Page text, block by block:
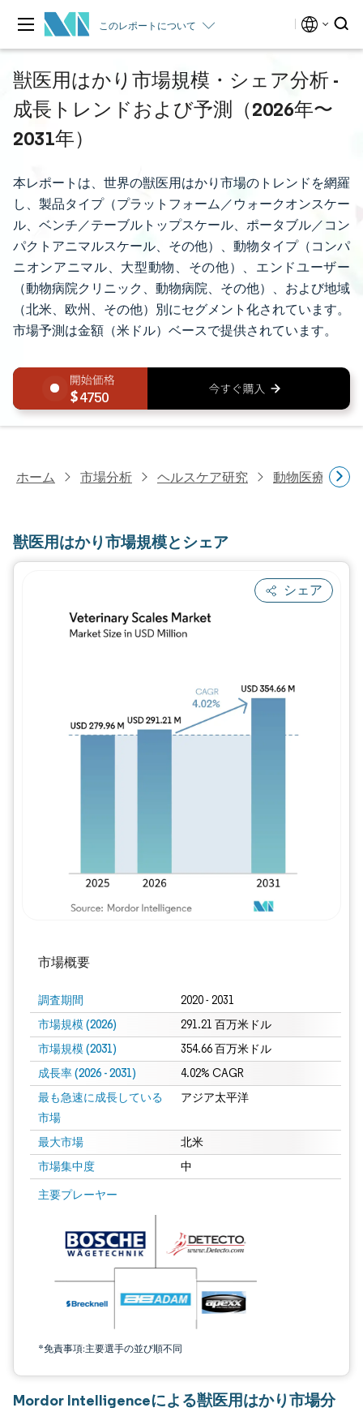
このレポートについて
獣医用はかり市場規模・シェア分析 -
成長トレンドおよび予測（2026年〜
2031年）
本レポートは、世界の獣医用はかり市場のトレンドを網羅
し、製品タイプ（プラットフォーム／ウォークオンスケー
ル、ベンチ／テーブルトップスケール、ポータブル／コン
パクトアニマルスケール、その他）、動物タイプ（コンパ
ニオンアニマル、大型動物、その他）、エンドユーザー
（動物病院クリニック、動物病院、その他）、および地域
（北米、欧州、その他）別にセグメント化されています。
市場予測は金額（米ドル）ベースで提供されています。
4750
ホーム 市場分析 ヘルスケア研究 動物医療研究
獣医用はかり市場規模とシェア
シェア
市場概要
調査期間 2020 - 2031
市場規模 (2026) 291.21 百万米ドル
市場規模 (2031) 354.66 百万米ドル
成長率 (2026 - 2031) 4.02% CAGR
最も急速に成長している
市場
アジア太平洋
最大市場 北米
市場集中度 中
主要プレーヤー
*免責事項:主要選手の並び順不同
画像 © Mordor Intelligence。再利用にはCC BY 4.0の表示が必要です。
Mordor Intelligenceによる獣医用はかり市場分